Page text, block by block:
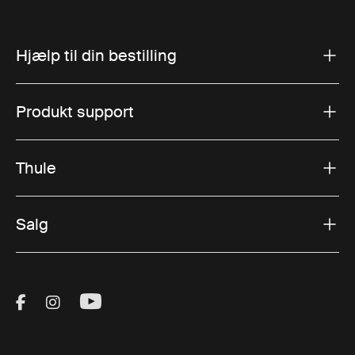
Hjælp til din bestilling
Produkt support
Thule
Salg
Visit Thule on Facebook (external link)
Visit Thule on Instagram (external link)
Visit Thule on Youtube (external